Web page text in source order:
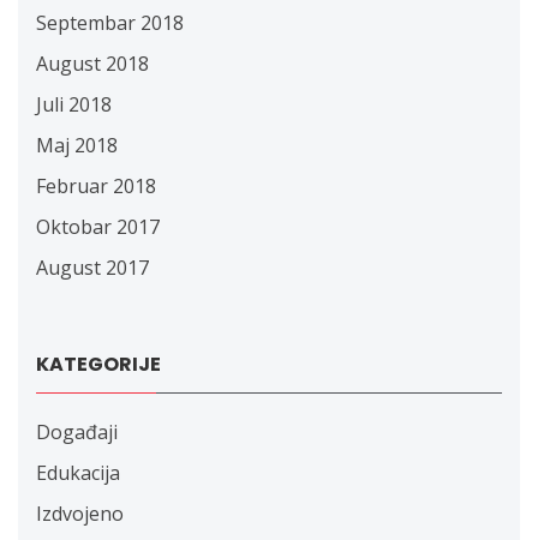
Septembar 2018
August 2018
Juli 2018
Maj 2018
Februar 2018
Oktobar 2017
August 2017
KATEGORIJE
Događaji
Edukacija
Izdvojeno